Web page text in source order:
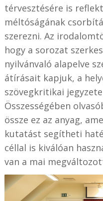
térvesztésére is
méltóságának
szerezni. Az
hogy a sorozat
nyilvánvaló alapelve
átírásait kapjuk, a
szövegkritikai
Összességében
össze ez az anyag,
kutatást segítheti
céllal is kiválóan
van a mai